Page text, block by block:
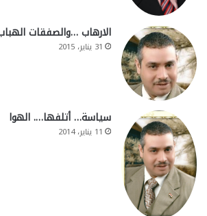
الارهاب …والصفقات
31 يناير، 2015
سياسة… أتلفها…. الهوا
11 يناير، 2014